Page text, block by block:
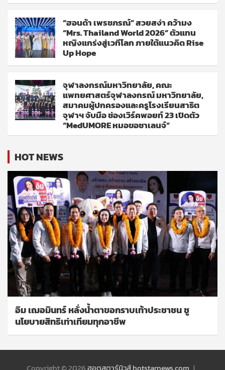
“ฮอนด้า เพรชภรณ์” สวยสง่า คว้ามง
“Mrs. Thailand World 2026” ตัวแทน
หญิงแกร่งสู่เวทีโลก ภายใต้แนวคิด Rise
Up Hope
จุฬาลงกรณ์มหาวิทยาลัย, คณะ
แพทยศาสตร์จุฬาลงกรณ์ มหาวิทยาลัย,
สมาคมผู้ปกครองและครูโรงเรียนสาธิต
จุฬาฯ จับมือ ช่องเวิร์คพอยท์ 23 เปิดตัว
“MedUMORE หมอขอชาเลนจ์”
HOT NEWS
อิม เฌอมินทร์ หลั่งน้ำตาขอกราบเท้าประชาชน ชู
นโยบายสิทธิเท่าเทียมทุกอาชีพ